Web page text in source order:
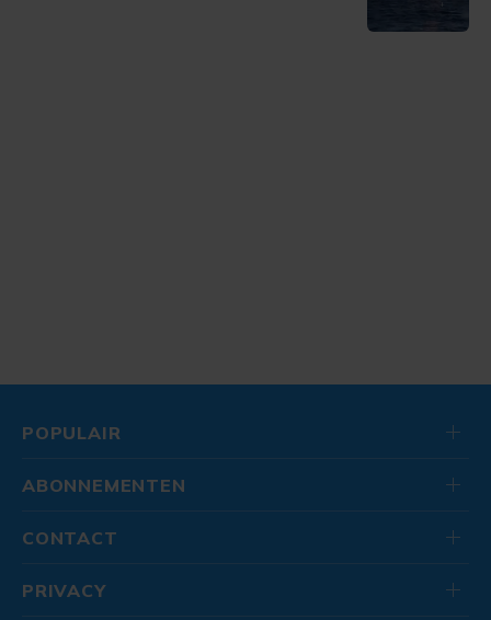
POPULAIR
ABONNEMENTEN
CONTACT
PRIVACY